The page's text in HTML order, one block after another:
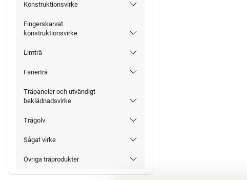
Konstruktionsvirke
Fingerskarvat
konstruktionsvirke
Limträ
Fanerträ
Träpaneler och utvändigt
beklädnadsvirke
Trägolv
Sågat virke
Övriga träprodukter